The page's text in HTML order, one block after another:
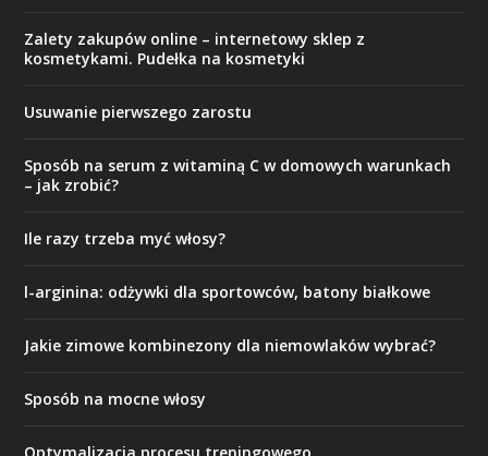
Zalety zakupów online – internetowy sklep z
kosmetykami. Pudełka na kosmetyki
Usuwanie pierwszego zarostu
Sposób na serum z witaminą C w domowych warunkach
– jak zrobić?
Ile razy trzeba myć włosy?
l-arginina: odżywki dla sportowców, batony białkowe
Jakie zimowe kombinezony dla niemowlaków wybrać?
Sposób na mocne włosy